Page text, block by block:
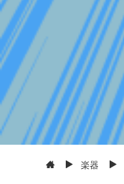
楽器